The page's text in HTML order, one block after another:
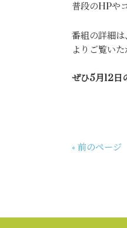
普段のHPや
番組の詳細
よりご覧いた
ぜひ5月12日
« 前のページ